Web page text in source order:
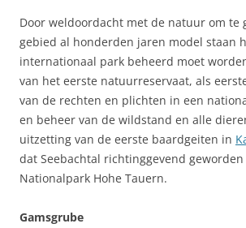
Door weldoordacht met de natuur om te
gebied al honderden jaren model staan
internationaal park beheerd moet
van het eerste natuurreservaat, als
van de rechten en plichten in een
en beheer van de wildstand en alle
uitzetting van de eerste baardgeiten in
dat Seebachtal richtinggevend
Nationalpark Hohe Tauern.
Gamsgrube